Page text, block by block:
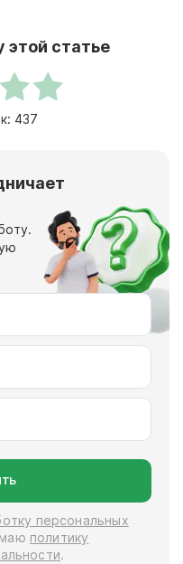
этой статье
437
персональных
политику
.